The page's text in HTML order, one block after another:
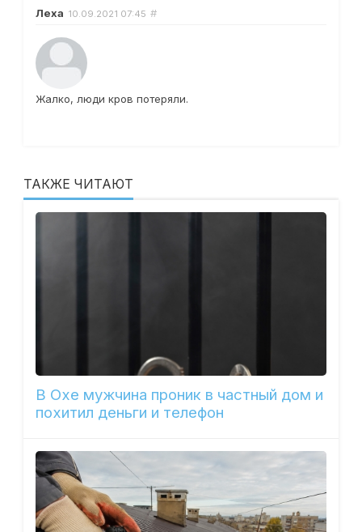
Леха 10.09.2021 07:45 #
Жалко, люди кров потеряли.
ТАКЖЕ ЧИТАЮТ
В Охе мужчина проник в частный дом и
похитил деньги и телефон